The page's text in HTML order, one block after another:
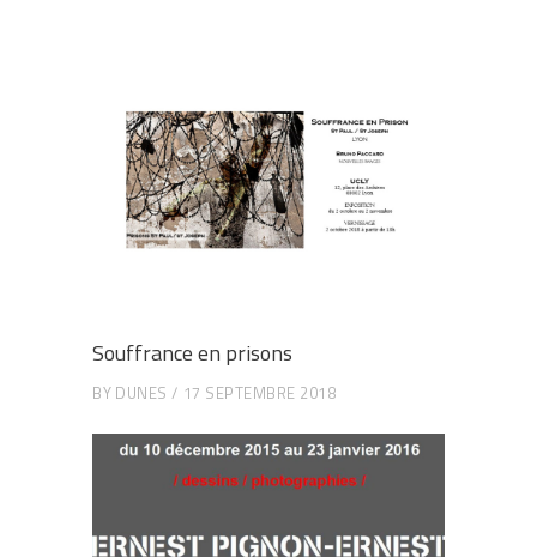
Souffrance en prisons
BY DUNES 17 SEPTEMBRE 2018